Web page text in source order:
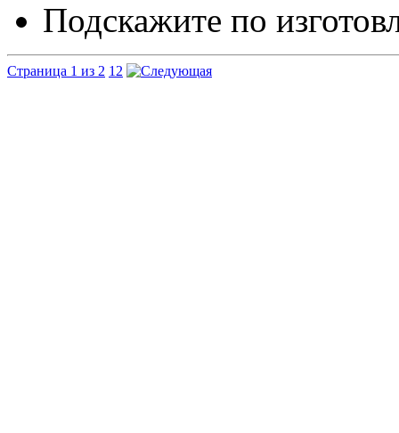
Подскажите по
Страница 1 из 2 1 2